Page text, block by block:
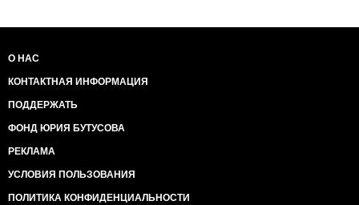
О НАС
КОНТАКТНАЯ ИНФОРМАЦИЯ
ПОДДЕРЖАТЬ
ФОНД ЮРИЯ БУТУСОВА
РЕКЛАМА
УСЛОВИЯ ПОЛЬЗОВАНИЯ
ПОЛИТИКА КОНФИДЕНЦИАЛЬНОСТИ